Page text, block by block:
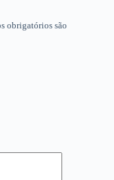
obrigatórios são